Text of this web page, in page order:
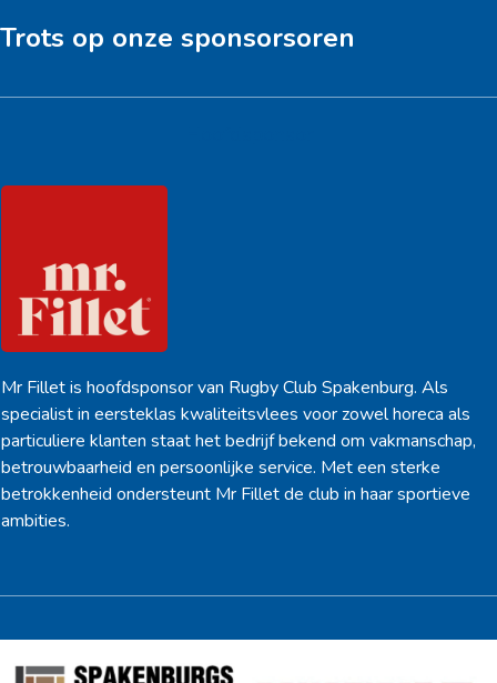
Trots op onze sponsorsoren
Mr Fillet is hoofdsponsor van Rugby Club Spakenburg. Als
specialist in eersteklas kwaliteitsvlees voor zowel horeca als
particuliere klanten staat het bedrijf bekend om vakmanschap,
betrouwbaarheid en persoonlijke service. Met een sterke
betrokkenheid ondersteunt Mr Fillet de club in haar sportieve
ambities.